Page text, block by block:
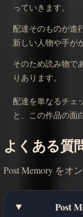
っていきます。
配達そのものが進
新しい人物や手が
そのため読み物で
りあります。
配達を単なるチェ
と、この作品の面
よくある質
Post Memory をオ
Post